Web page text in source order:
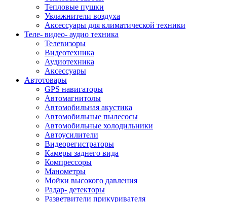
Тепловые пушки
Увлажнители воздуха
Аксессуары для климатической техники
Теле- видео- аудио техника
Телевизоры
Видеотехника
Аудиотехника
Аксессуары
Автотовары
GPS навигаторы
Автомагнитолы
Автомобильная акустика
Автомобильные пылесосы
Автомобильные холодильники
Автоусилители
Видеорегистраторы
Камеры заднего вида
Компрессоры
Манометры
Мойки высокого давления
Радар- детекторы
Разветвители прикуривателя